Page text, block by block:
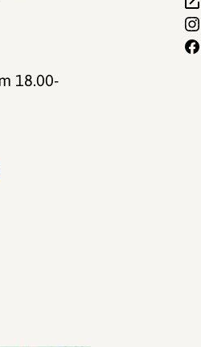
18.00-